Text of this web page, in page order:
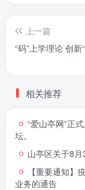
上一篇
“码”上学
相关推荐
“爱山亭网”正
坛。
山亭区关于8
【重要通知】
业务的通告